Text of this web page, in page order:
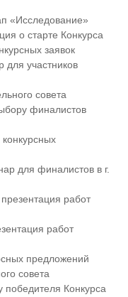
«Исследование»
о старте Конкурса
заявок
для участников
совета
финалистов
для финалистов в г.
работ
работ
предложений
совета
Конкурса